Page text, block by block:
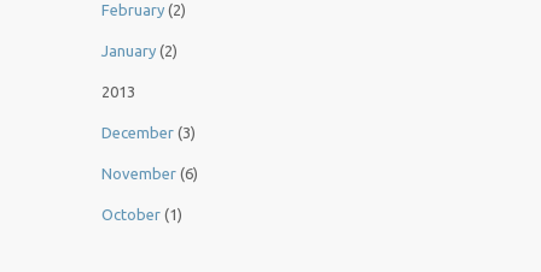
February (2)
January (2)
2013
December (3)
November (6)
October (1)